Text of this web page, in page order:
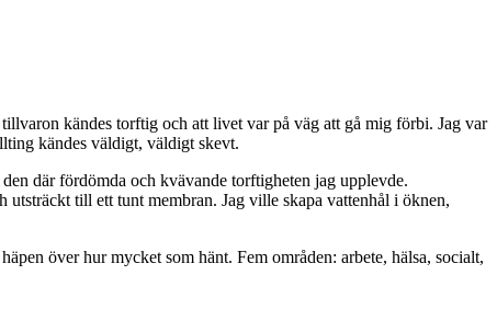
kändes torftig och att livet var på väg att gå mig förbi. Jag var
kändes väldigt, väldigt skevt.
där fördömda och kvävande torftigheten jag upplevde.
till ett tunt membran. Jag ville skapa vattenhål i öknen,
över hur mycket som hänt. Fem områden: arbete, hälsa, socialt,